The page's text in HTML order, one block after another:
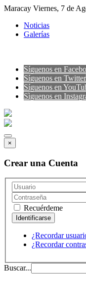
Maracay Viernes, 7 de
Noticias
Galerías
Síguenos en
Síguenos en Twitter
Síguenos en
Sìguenos en
×
Crear una Cuenta
Recuérdeme
¿Recordar
¿Recordar
Buscar...